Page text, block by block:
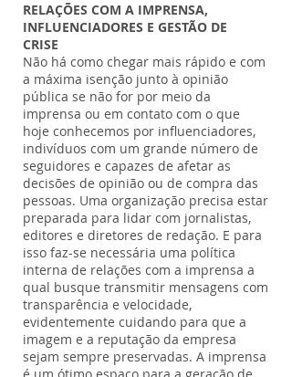
RELAÇÕES COM A IMPRENSA,
INFLUENCIADORES E GESTÃO DE
CRISE
Não há como chegar mais rápido e com
a máxima isenção junto à opinião
pública se não for por meio da
imprensa ou em contato com o que
hoje conhecemos por influenciadores,
indivíduos com um grande número de
seguidores e capazes de afetar as
decisões de opinião ou de compra das
pessoas. Uma organização precisa estar
preparada para lidar com jornalistas,
editores e diretores de redação. E para
isso faz-se necessária uma política
interna de relações com a imprensa a
qual busque transmitir mensagens com
transparência e velocidade,
evidentemente cuidando para que a
imagem e a reputação da empresa
sejam sempre preservadas. A imprensa